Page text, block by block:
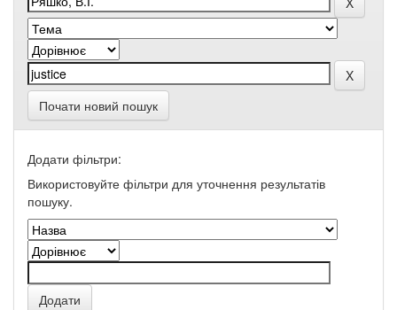
Почати новий пошук
Додати фільтри:
Використовуйте фільтри для уточнення результатів
пошуку.